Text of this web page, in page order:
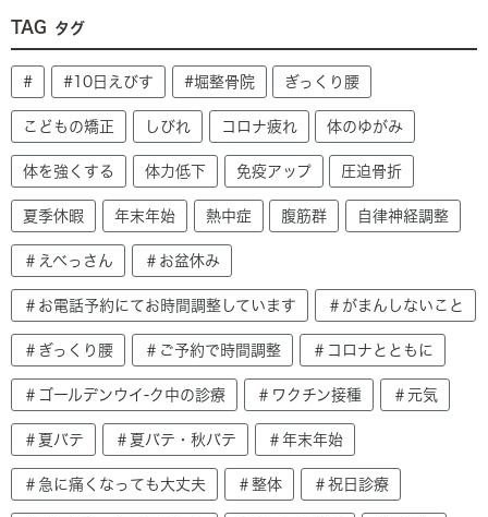
TAG タグ
# #10日えびす #堀整骨院 ぎっくり腰
こどもの矯正 しびれ コロナ疲れ 体のゆがみ
体を強くする 体力低下 免疫アップ 圧迫骨折
夏季休暇 年末年始 熱中症 腹筋群 自律神経調整
＃えべっさん ＃お盆休み
＃お電話予約にてお時間調整しています ＃がまんしないこと
＃ぎっくり腰 ＃ご予約で時間調整 ＃コロナとともに
＃ゴールデンウイ-ク中の診療 ＃ワクチン接種 ＃元気
＃夏バテ ＃夏バテ・秋バテ ＃年末年始
＃急に痛くなっても大丈夫 ＃整体 ＃祝日診療